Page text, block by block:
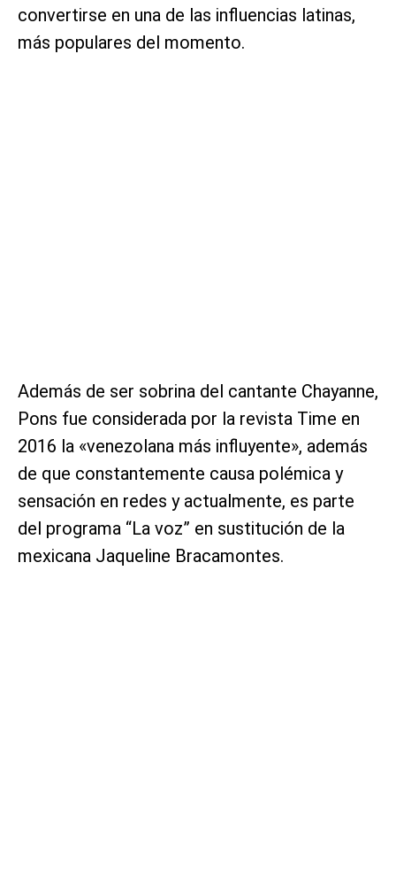
convertirse en una de las influencias latinas,
más populares del momento.
Además de ser sobrina del cantante Chayanne,
Pons fue considerada por la revista Time en
2016 la «venezolana más influyente», además
de que constantemente causa polémica y
sensación en redes y actualmente, es parte
del programa “La voz” en sustitución de la
mexicana Jaqueline Bracamontes.